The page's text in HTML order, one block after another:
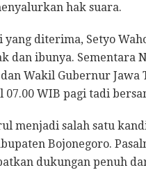
hak suara.
diterima, Setyo
dan ibunya.
Wakil Gubernur
07.00 WIB pagi tadi
menjadi salah satu
Bojonegoro.
dukungan penuh